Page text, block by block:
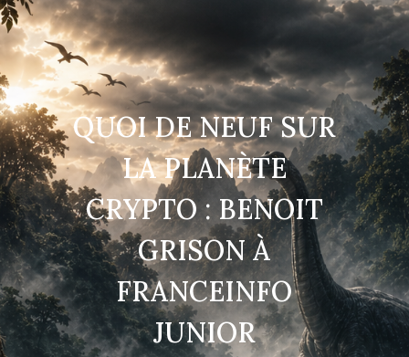
QUOI DE NEUF SUR
LA PLANÈTE
CRYPTO : BENOIT
GRISON À
FRANCEINFO
JUNIOR